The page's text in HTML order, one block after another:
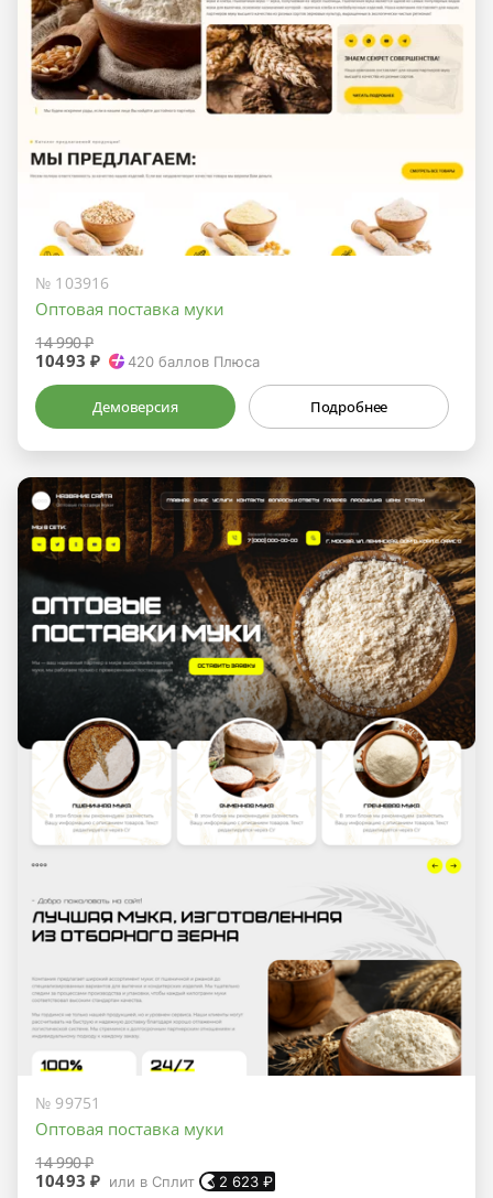
№ 103916
Оптовая поставка муки
14 990 ₽
10493 ₽ 420 баллов Плюса
Демоверсия Подробнее
№ 99751
Оптовая поставка муки
14 990 ₽
10493 ₽ или в Сплит 2 623 ₽